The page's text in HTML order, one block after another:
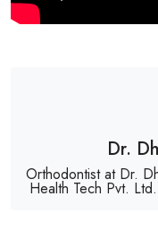
Dr.
Orthodontist at Dr.
Health Tech Pvt.